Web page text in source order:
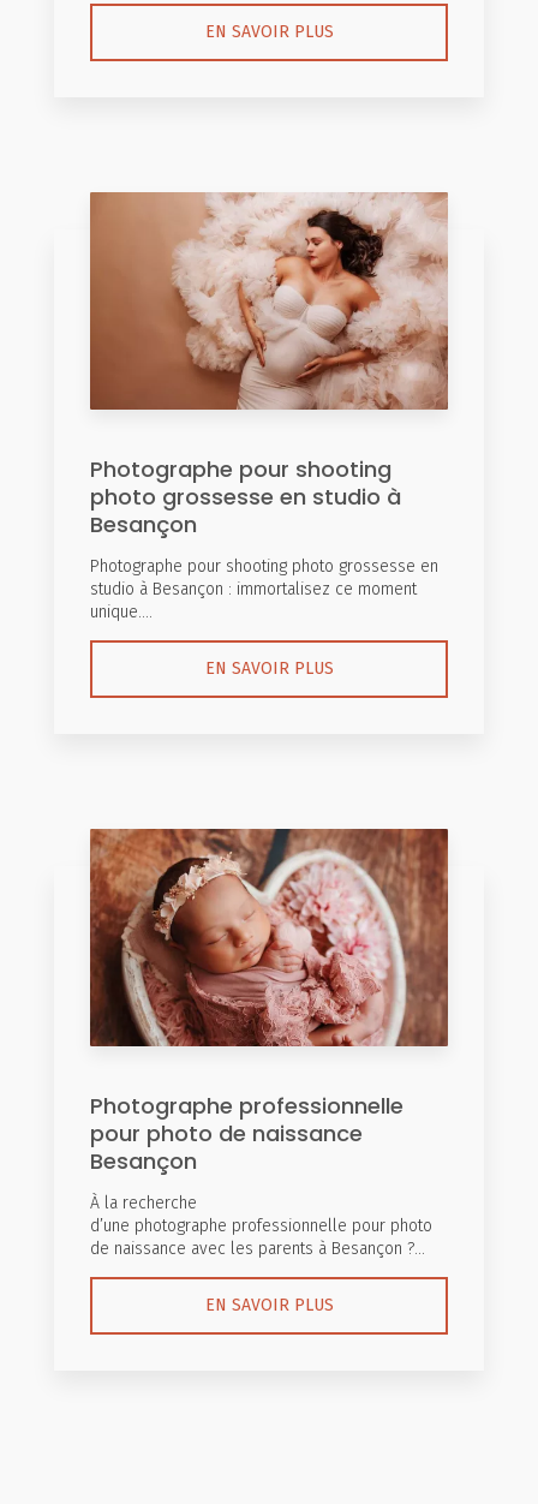
EN SAVOIR PLUS
Photographe pour shooting
photo grossesse en studio à
Besançon
Photographe pour shooting photo grossesse en
studio à Besançon : immortalisez ce moment
unique....
EN SAVOIR PLUS
Photographe professionnelle
pour photo de naissance
Besançon
À la recherche
d’une photographe professionnelle pour photo
de naissance avec les parents à Besançon ?...
EN SAVOIR PLUS